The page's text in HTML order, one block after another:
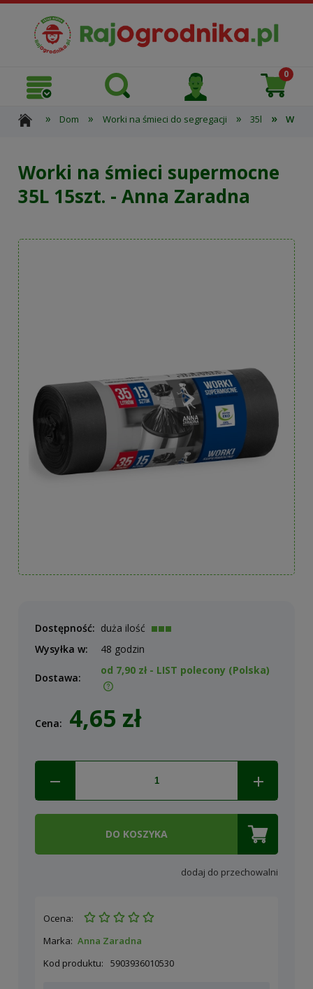
» Dom » Worki na śmieci do segregacji » 35l »
Worki na śmieci supermocne
35L 15szt. - Anna Zaradna
Dostępność: duża ilość
Wysyłka w:
48 godzin
Dostawa:
od 7,90 zł - LIST polecony (Polska)
Cena: 4,65 zł
DO KOSZYKA
dodaj do przechowalni
Ocena:
Marka: Anna Zaradna
Kod produktu:
5903936010530